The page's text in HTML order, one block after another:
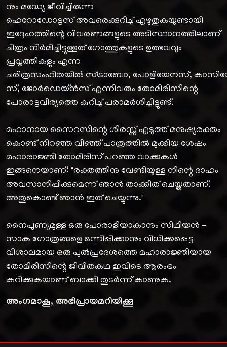
നും മദ്ധ്യേ ജീവിച്ചിരുന്ന
ഹെറോഡോട്ടസ് അവരെക്കുറിച്ച് എഴുതുകയുണ്ടായി
ഇദ്ദേഹത്തിന്റെ വിവരണങ്ങളുടെ അടിസ്ഥാനത്തിലാണ്
ചിത്രം നിർമിച്ചിട്ടുള്ളത് ഗോത്തുകളുടെ ഉത്ഭവവും
പ്രവൃത്തികളും എന്ന
ചരിത്രസംഹിതയിൽ സ്ട്രാബോ, പോളിയേനസ്,
സ്, ജോർഡെയ്ൻസ് എന്നിവരും തോമിരിസിന്റെ
പോരാട്ടവീര്യത്തെ കുറിച്ച് പരാമർശിച്ചിട്ടുണ്ട്.
മഹാനായ സൈറസിന്റെ ശിരസ്സ് എടുത്ത് മനുഷ്യരക്തം
കൊണ്ട് നിറഞ്ഞ വീഞ്ഞ് പാത്രത്തിൽ മുക്കിയ ശേഷം
മഹാരാജ്ഞി തോമിരിസ് പറഞ്ഞ വാക്കുകൾ
ഇങ്ങനെയാണ്: "രക്തത്തിനു വേണ്ടിയുള്ള നിന്റെ ദാഹം
അവസാനിപ്പിക്കുമെന്ന് ഞാൻ താക്കീത് ചെയ്തതാണ്.
അതുകൊണ്ട് ഞാൻ ഇത് ചെയ്യുന്നു."
നൈപുണ്യമുള്ള ഒരു പോരാളിയാകാനും സിഥിയൻ -
സാക ഗോത്രങ്ങളെ ഒന്നിപ്പിക്കാനും വിധിക്കപ്പെട്ട
വിശാലമായ ഒരു പുൽപ്രദേശത്തെ മഹാരാജ്ഞിയായ
തോമിരിസിന്റെ ജീവിതകഥ ഇവിടെ ആരംഭം
കുറിക്കുകയാണ് ബാക്കി തുടർന്ന് കാണുക.
അംഗമാകൂ, അഭിപ്രായമറിയിക്കൂ